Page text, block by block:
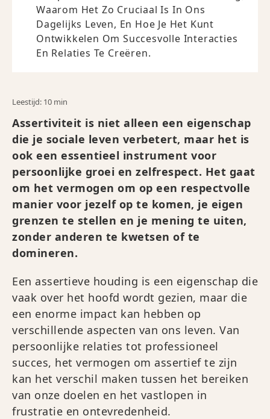
Waarom Het Zo Cruciaal Is In Ons
Dagelijks Leven, En Hoe Je Het Kunt
Ontwikkelen Om Succesvolle Interacties
En Relaties Te Creëren.
Leestijd: 10 min
Assertiviteit is niet alleen een eigenschap
die je sociale leven verbetert, maar het is
ook een essentieel instrument voor
persoonlijke groei en zelfrespect. Het gaat
om het vermogen om op een respectvolle
manier voor jezelf op te komen, je eigen
grenzen te stellen en je mening te uiten,
zonder anderen te kwetsen of te
domineren.
Een assertieve houding is een eigenschap die
vaak over het hoofd wordt gezien, maar die
een enorme impact kan hebben op
verschillende aspecten van ons leven. Van
persoonlijke relaties tot professioneel
succes, het vermogen om assertief te zijn
kan het verschil maken tussen het bereiken
van onze doelen en het vastlopen in
frustratie en ontevredenheid.